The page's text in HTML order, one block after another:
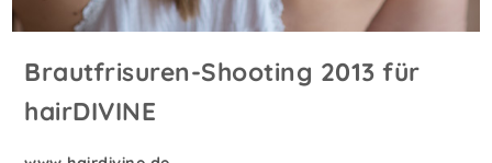
Brautfrisuren-Shooting 2013 für
hairDIVINE